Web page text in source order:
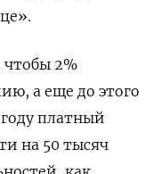
чтобы 2%
а еще до этого
платный
на 50 тысяч